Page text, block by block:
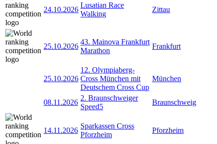
24.10.2026
Lusatian Race
Walking
Zittau
25.10.2026
43. Mainova Frankfurt
Marathon
Frankfurt
25.10.2026
12. Olympiaberg-
Cross München mit
Deutschem Cross Cup
München
08.11.2026
2. Braunschweiger
Speed5
Braunschweig
14.11.2026
Sparkassen Cross
Pforzheim
Pforzheim